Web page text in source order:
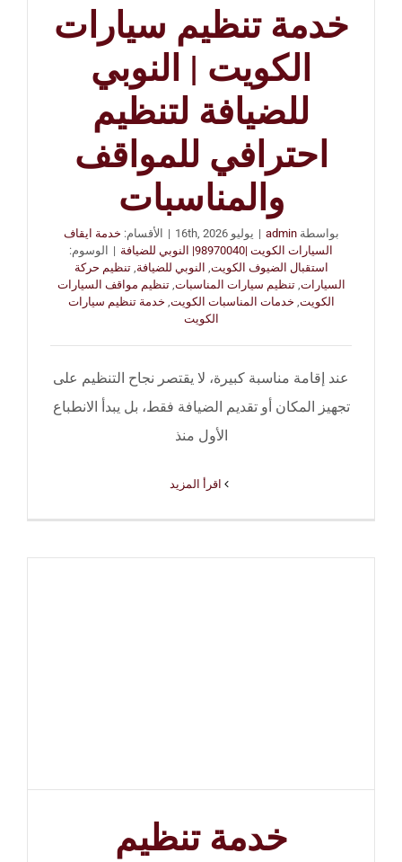
خدمة تنظيم سيارات
الكويت | النوبي
للضيافة لتنظيم
احترافي للمواقف
والمناسبات
بواسطةadmin
| يوليو 16th, 2026 | الأقسام: خدمة ايقاف
السيارات الكويت |98970040| النوبي للضيافة
|
الوسوم:
استقبال الضيوف الكويت النوبي للضيافة ,تنظيم حركة
السيارات ,تنظيم سيارات المناسبات ,تنظيم مواقف السيارات
الكويت خدمات المناسبات الكويت خدمة تنظيم سيارات
الكويت
عند إقامة مناسبة كبيرة، لا يقتصر نجاح التنظيم على
تجهيز المكان أو تقديم الضيافة فقط، بل يبدأ الانطباع
الأول منذ
خدمة تنظيم